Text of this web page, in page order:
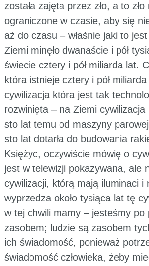
została zajęta przez zło, a to zło
ograniczone w czasie, aby się
aż do czasu – właśnie jaki to
Ziemi minęło dwanaście i pół
świecie cztery i pół miliarda lat.
która istnieje cztery i pół
cywilizacja która jest tak
rozwinięta – na Ziemi cywilizacja
sto lat temu od maszyny
sto lat dotarła do budowania
Księżyc, oczywiście mówię o
jest w telewizji pokazywana, ale
cywilizacji, którą mają iluminaci i
wyprzedza około tysiąca lat tę
w tej chwili mamy – jesteśmy po
zasobem; ludzie są zasobem
ich świadomość, ponieważ
świadomość człowieka, żeby